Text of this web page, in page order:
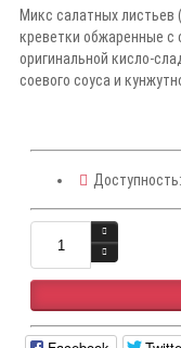
Микс салатных листьев
креветки обжаренные
оригинальной кисло-
соевого соуса и
Доступность: